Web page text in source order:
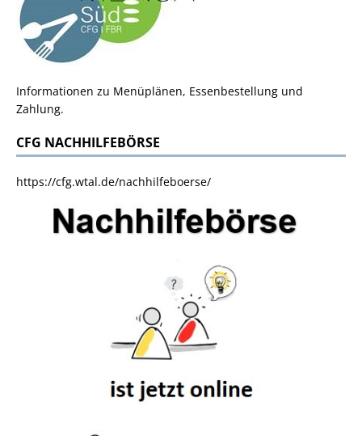
Informationen zu Menüplänen, Essenbestellung und
Zahlung.
CFG NACHHILFEBÖRSE
https://cfg.wtal.de/nachhilfeboerse/